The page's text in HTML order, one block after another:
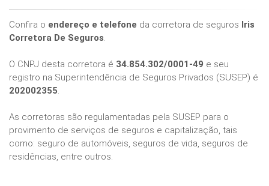
Confira o endereço e telefone da corretora de seguros Iris
Corretora De Seguros.
O CNPJ desta corretora é 34.854.302/0001-49 e seu
registro na Superintendência de Seguros Privados (SUSEP) é
202002355.
As corretoras são regulamentadas pela SUSEP para o
provimento de serviços de seguros e capitalização, tais
como: seguro de automóveis, seguros de vida, seguros de
residências, entre outros.